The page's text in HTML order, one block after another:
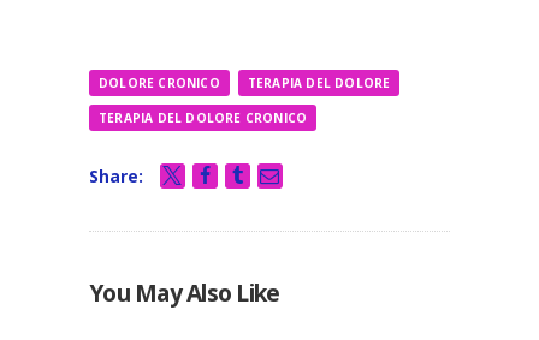
DOLORE CRONICO TERAPIA DEL DOLORE
TERAPIA DEL DOLORE CRONICO
Share:
You May Also Like